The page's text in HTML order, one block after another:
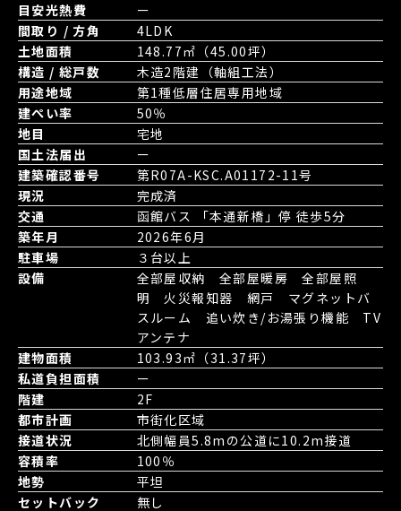
目安光熱費
ー
間取り / 方角
4LDK
土地面積
148.77㎡（45.00坪）
構造 / 総戸数
木造2階建（軸組工法）
用途地域
第1種低層住居専用地域
建ぺい率
50％
地目
宅地
国土法届出
ー
建築確認番号
第R07A-KSC.A01172-11号
現況
完成済
交通
函館バス 「本通新橋」停 徒歩5分
築年月
2026年6月
駐車場
３台以上
設備
全部屋収納 全部屋暖房 全部屋照
明 火災報知器 網戸 マグネットバ
スルーム 追い炊き/お湯張り機能 TV
アンテナ
建物面積
103.93㎡（31.37坪）
私道負担面積
ー
階建
2F
都市計画
市街化区域
接道状況
北側幅員5.8mの公道に10.2m接道
容積率
100％
地勢
平坦
セットバック
無し